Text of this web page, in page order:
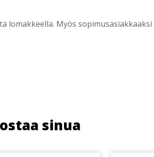
lomakkeella. Myös
sinua